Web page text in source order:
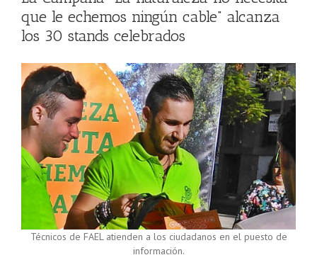
que le echemos ningún cable” alcanza
los 30 stands celebrados
Técnicos de FAEL atienden a los ciudadanos en el puesto de
información.